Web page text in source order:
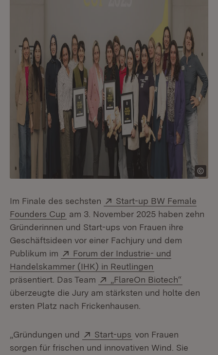
Im Finale des sechsten Extern:
Start-up BW Female
Founders Cup (Öffnet in neuem Fenster)
am 3. November 2025 haben zehn
Gründerinnen und Start-ups von Frauen ihre
Geschäftsideen vor einer Fachjury und dem
Publikum im
Extern:
Forum der Industrie- und
Handelskammer (IHK) in Reutlingen
präsentiert. Das Team
Extern:
„FlareOn Biotech“
überzeugte die Jury am stärksten und holte den
ersten Platz nach Frickenhausen.
„Gründungen und Extern:
Start-ups (Öffnet in neuem
von Frauen
sorgen für frischen und innovativen Wind. Sie